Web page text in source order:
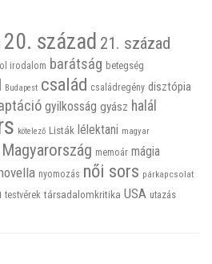
20. század 21. század
irodalom barátság betegség
Budapest család családregény disztópia
gyilkosság gyász halál
kötelező Listák lélektani magyar
Magyarország memoár mágia
nyomozás női sors párkapcsolat
testvérek társadalomkritika USA utazás